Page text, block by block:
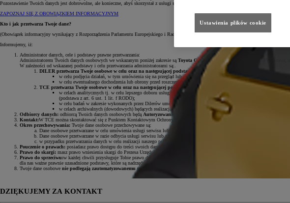
Pozostawienie Twoich danych jest dobrowolne, ale konieczne, abyś skorzystał z usługi serwisowej lub przeglądu. W związku z usługą
ZAPOZNAJ SIĘ Z OBOWIĄZKIEM INFORMACYJNYM
Kto i jak przetwarza Twoje dane?
(Obowiązek informacyjny wynikający z Rozporządzenia Parlamentu Europejskiego i Rady (UE) 2016/679 z dnia 27 kwietnia 2016 r. w sprawie
Informujemy, iż:
Administrator danych, cele i podstawy prawne przetwarzania:
Administratorem Twoich danych osobowych we wskazanym poniżej zakresie są Toyota Central Europe Sp. z o.o.
W zależności od wskazanej podstawy i celu przetwarzania administratorami są:.
DILER przetwarza Twoje osobowe w celu oraz na następującej podstawie prawnej:
w celu podjęcia działań, w tym umówienia się na przegląd lub usługę serwisową, przed zawarciem umowy na
w celu ewentualnego dochodzenia lub obrony przed roszczeniami będącym realizacją prawnie uzasadnionego
TCE przetwarza Twoje osobowe w celu oraz na następującej podstawie prawnej:
w celach analitycznych tj. w celu lepszego doboru usług do potrzeb klientów Toyota, ogólnej optymalizacji
(podstawa z art. 6 ust. 1 lit. f RODO);
w celu badań w zakresie wykonanych przez Dilerów umów i usług w tym posprzedażnych, które odbywają się w
w celach archiwalnych (dowodowych) będących realizacją naszego prawnie uzasadnionego interesu
Odbiorcy danych: odbiorcą Twoich danych osobowych będą Autoryzowani Dilerzy Toyoty w Polsce (Dilerzy)
, firmy
Kontakt:W TCE można skontaktować się z Punktem Kontaktowym Ochrony Danych pod adresem e-mail:
Okres przechowywania: Twoje dane osobowe przechowywane są:
Dane osobowe przetwarzane w celu umówienia usługi serwisu lub przeglądu przez okres do 6 miesięcy;
Dane osobowe przetwarzane w razie odbycia usługi serwisu lub przeglądu będziemy przechowywać przez czas w jakim mogą
w przypadku przetwarzania danych w celu realizacji naszego prawnie uzasadnionego interesu - przez okres do czasu złożenia
Pouczenie o prawach: posiadasz prawo dostępu do treści swoich danych oraz prawo ich sprostowania, usunięcia, ograniczenia
Prawo do skargi: masz prawo wniesienia skargi do Prezesa Urzędu Ochrony Danych Osobowych, gdy uznasz, iż przetwarzanie Twoich
Prawo do sprzeciwu:w każdej chwili przysługuje Tobie prawo do wniesienia sprzeciwu wobec przetwarzania Twoich danych na
dla nas ważne prawnie uzasadnione podstawy, które są nadrzędne wobec Twoich interesów, praw i wolności, lub dane będą nam
Twoje dane osobowe nie podlegają zautomatyzowanemu podejmowaniu decyzji, w tym profilowaniu
DZIĘKUJEMY ZA KONTAKT
Ustawienia plików cookie